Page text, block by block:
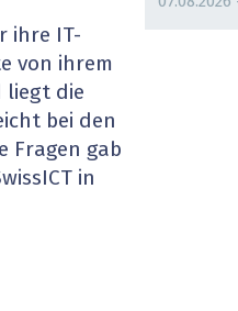
& Co.
IT for Health
Artificial
Finance 2030
Fintech &
Professional AV
ihre IT-
von ihrem
liegt die
bei den
Fragen gab
in